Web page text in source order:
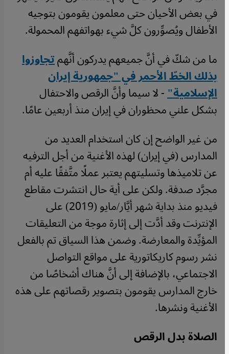
في بعض الأحيان حتى معلمون يقومون بتوجيه
الأطفال ويُصوِّرون كلَّ شيء بهواتفهم المحمولة.
ما من شكّ في أنَّ جميعهم يدركون أنَّهمتجاوزوا
بذلك الخطّ الأحمر في "جمهورية إيران
الإسلامية"- لا سيما وأنَّ الرقص والاحتفال
بشكل علني محظوران في إيران منذ أربعين عامًا.
من غير الواضح إن كان استخدام العديد من
المدارس (في إيران) لهذه الأغنية من أجل الترفيه
عن تلاميذها وتسليتهم يعتبر عملًا متَّفقًا عليه أم
مجرَّد صدفة. ولكن على أية حال انتشرت مقاطع
فيديو منذ بداية شهر أيَّار/مايو (2019) على
الإنترنت وقد أدَّت إلى إثارة موجة من التعليقات
المؤيِّدة والمعارضة. وضمن هذا السياق تم بالفعل
نشر رسوم كاريكاتورية على مواقع التواصل
الاجتماعي، بالإضافة إلى أنَّ هناك أشخاصًا من
خارج المدارس يقومون بتصوير رقصاتهم على هذه
الأغنية ونشرها.
الصلاة بدل الرقص